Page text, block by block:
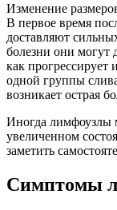
Изменение
В первое время
доставляют
болезни они могут
как
одной группы
возникает острая
Иногда лимфоузлы
увеличенном
заметить
Симптомы